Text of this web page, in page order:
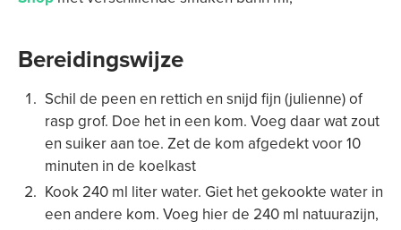
Bereidingswijze
Schil de peen en rettich en snijd fijn (julienne) of
rasp grof. Doe het in een kom. Voeg daar wat zout
en suiker aan toe. Zet de kom afgedekt voor 10
minuten in de koelkast
Kook 240 ml liter water. Giet het gekookte water in
een andere kom. Voeg hier de 240 ml natuurazijn,